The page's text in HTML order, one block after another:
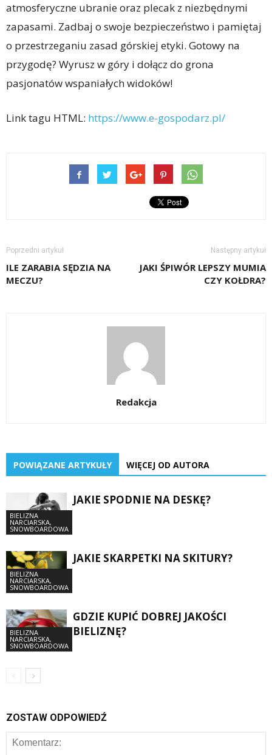
atmosferyczne ubranie oraz plecak z niezbędnymi
zapasami. Zadbaj o swoje bezpieczeństwo i pamiętaj
o przestrzeganiu zasad górskiej etyki. Gotowy na
przygodę? Wyrusz w góry i dołącz do grona
pasjonatów wspaniałych widoków!
Link tagu HTML: https://www.e-gospodarz.pl/
Poprzedni artykuł
ILE ZARABIA SĘDZIA NA
MECZU?
Następny artykuł
JAKI ŚPIWÓR LEPSZY MUMIA
CZY KOŁDRA?
Redakcja
POWIĄZANE ARTYKUŁY WIĘCEJ OD AUTORA
BIELIZNA
NARCIARSKA,
SNOWBOARDOWA
JAKIE SPODNIE NA DESKĘ?
BIELIZNA
NARCIARSKA,
SNOWBOARDOWA
JAKIE SKARPETKI NA SKITURY?
BIELIZNA
NARCIARSKA,
SNOWBOARDOWA
GDZIE KUPIĆ DOBREJ JAKOŚCI
BIELIZNĘ?
ZOSTAW ODPOWIEDŹ